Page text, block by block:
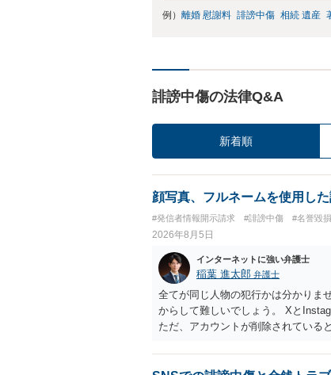
例） 離婚 慰謝料 誹謗中傷 相続 遺産
誹謗中傷の法律Q&A
新着順
顔写真、フルネームを使用し
#発信者情報開示請求 #誹謗中傷 #名誉毀損
2026年8月5日
インターネットに強い弁護士
稲葉 進太郎 弁護士
全てが同じ人物の犯行かは分かりま
からして難しいでしょう。 Xと
ただ、アカウントが削除されている
相手に全ての弁護士費用を負担させ